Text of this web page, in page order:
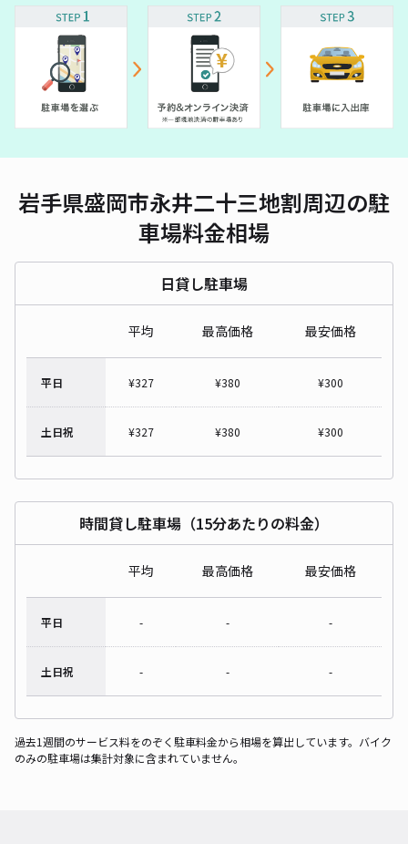
岩手県盛岡市永井二十三地割周辺の駐
車場料金相場
日貸し駐車場
平均 最高価格 最安価格
平日 ¥327 ¥380 ¥300
土日祝 ¥327 ¥380 ¥300
時間貸し駐車場（15分あたりの料金）
平均 最高価格 最安価格
平日 - - -
土日祝 - - -
過去1週間のサービス料をのぞく駐車料金から相場を算出しています。バイク
のみの駐車場は集計対象に含まれていません。